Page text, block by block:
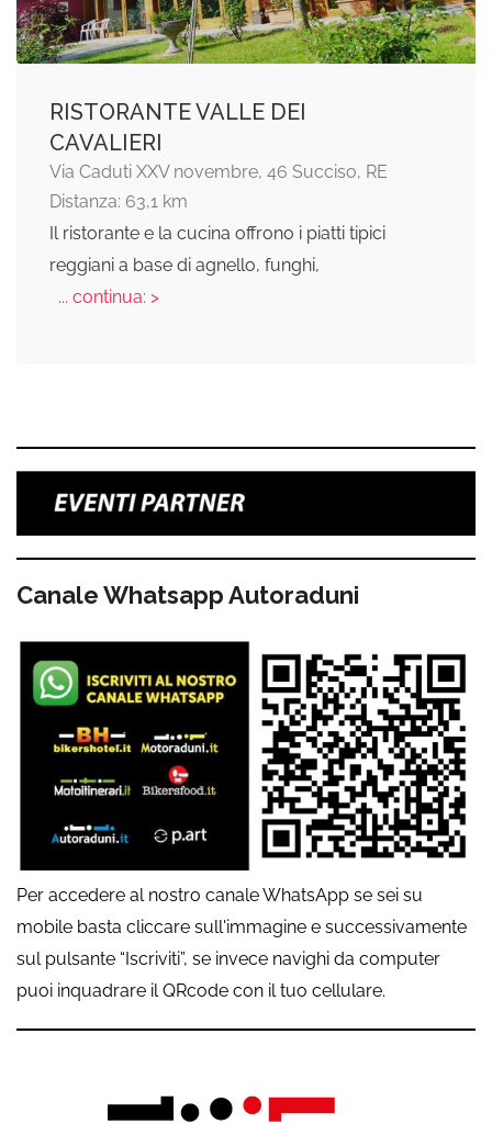
RISTORANTE VALLE DEI
CAVALIERI
Via Caduti XXV novembre, 46 Succiso, RE
Distanza: 63,1 km
Il ristorante e la cucina offrono i piatti tipici
reggiani a base di agnello, funghi,
... continua: >
Canale Whatsapp Autoraduni
Per accedere al nostro canale WhatsApp se sei su
mobile basta cliccare sull'immagine e successivamente
sul pulsante “Iscriviti”, se invece navighi da computer
puoi inquadrare il QRcode con il tuo cellulare.